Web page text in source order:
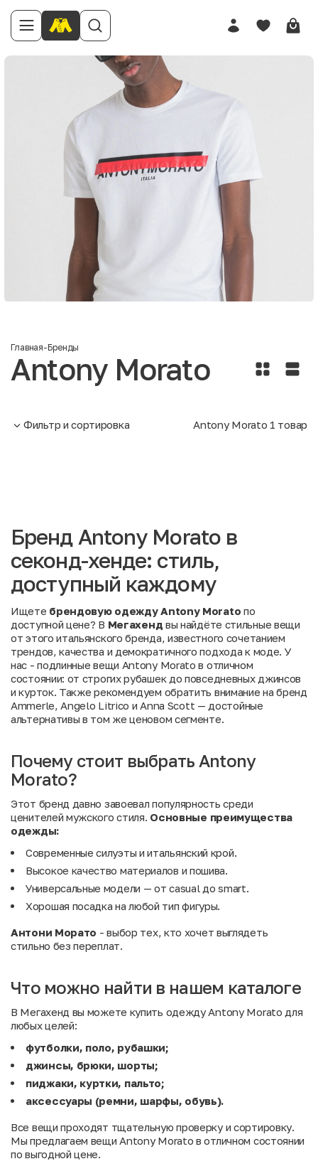
Главная-Бренды
Antony Morato
Фильтр и сортировка Antony Morato 1 товар
Бренд Antony Morato в
секонд-хенде: стиль,
доступный каждому
Ищете брендовую одежду Antony Morato по
доступной цене? В Мегахенд вы найдёте стильные вещи
от этого итальянского бренда, известного сочетанием
трендов, качества и демократичного подхода к моде. У
нас - подлинные вещи Antony Morato в отличном
состоянии: от строгих рубашек до повседневных джинсов
и курток. Также рекомендуем обратить внимание набренд
Ammerle, Angelo Litrico и Anna Scott — достойные
альтернативы в том же ценовом сегменте.
Почему стоит выбрать Antony
Morato?
Этот бренд давно завоевал популярность среди
ценителей мужского стиля. Основные преимущества
одежды:
Современные силуэты и итальянский крой.
Высокое качество материалов и пошива.
Универсальные модели — от casual до smart.
Хорошая посадка на любой тип фигуры.
Антони Морато - выбор тех, кто хочет выглядеть
стильно без переплат.
Что можно найти в нашем каталоге
В Мегахенд вы можете купить одежду Antony Morato для
любых целей:
футболки, поло, рубашки;
джинсы, брюки, шорты;
пиджаки, куртки, пальто;
аксессуары (ремни, шарфы, обувь).
Все вещи проходят тщательную проверку и сортировку.
Мы предлагаем вещи Antony Morato в отличном состоянии
по выгодной цене.